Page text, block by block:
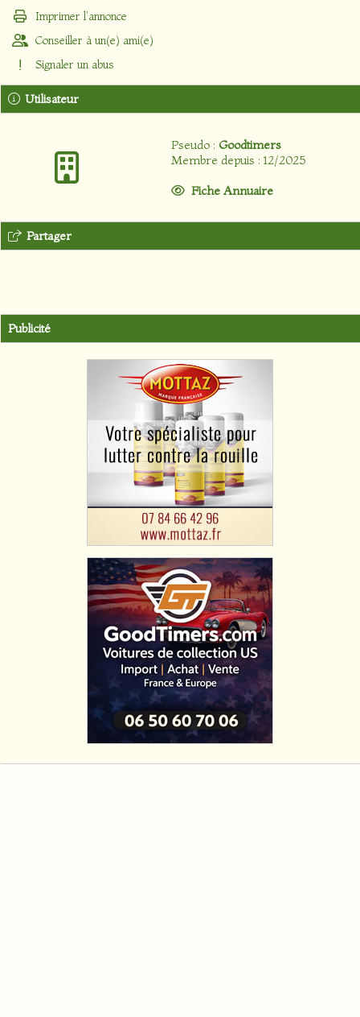
Utilisateur
Pseudo : Goodtimers
Membre depuis : 12/2025
Fiche Annuaire
Imprimer l'annonce
Conseiller à un(e) ami(e)
Signaler un abus
Partager
Publicité